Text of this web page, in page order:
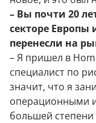
– Вы почти 20
секторе
перенесли на
– Я пришел в
специалист по
значит, что я
операционными
большей